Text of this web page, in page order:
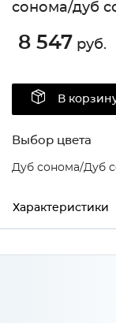
сонома/дуб
8 547 руб.
В
Выбор цвета
Дуб сонома/Дуб
Характеристики
Производитель